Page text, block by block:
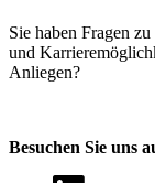
Sie haben Fragen zu
und
Anliegen?
Besuchen Sie uns